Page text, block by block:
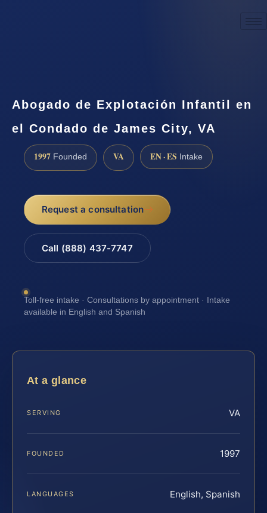
Abogado de Explotación Infantil en
el Condado de James City, VA
1997 Founded VA EN · ES Intake
Request a consultation
Call (888) 437-7747
Toll-free intake · Consultations by appointment · Intake
available in English and Spanish
At a glance
SERVING VA
FOUNDED 1997
LANGUAGES English, Spanish